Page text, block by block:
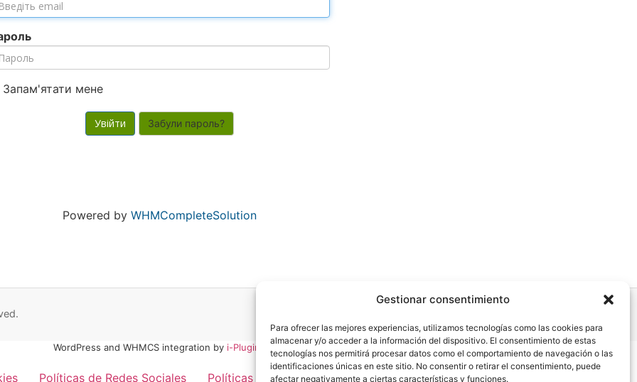
Gestionar consentimiento
Para ofrecer las mejores experiencias, utilizamos tecnologías como las cookies para
almacenar y/o acceder a la información del dispositivo. El consentimiento de estas
tecnologías nos permitirá procesar datos como el comportamiento de navegación o las
identificaciones únicas en este sitio. No consentir o retirar el consentimiento, puede
afectar negativamente a ciertas características y funciones.
Запам'ятати мене
Забули пароль?
Powered by WHMCompleteSolution
WordPress and WHMCS integration by i-Plugins
Políticas de Redes Sociales Políticas de Privacidad